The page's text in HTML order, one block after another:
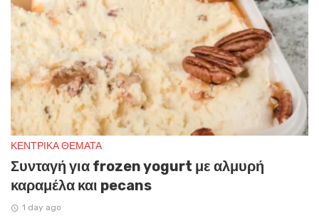
ΚΕΝΤΡΙΚΑ ΘΕΜΑΤΑ
Συνταγή για frozen yogurt με αλμυρή
καραμέλα και pecans
1 day ago